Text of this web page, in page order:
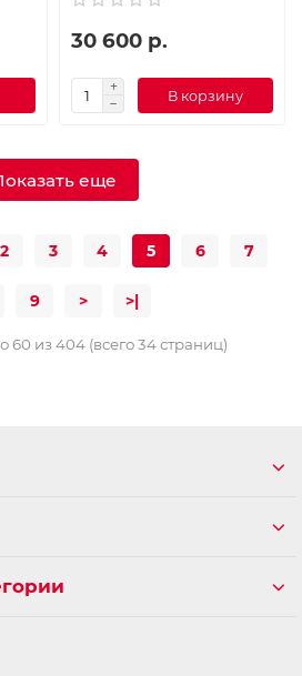
30 600 р.
В корзину
еще
2 3 4 5 6 7
9 > >|
60 из 404 (всего 34 страниц)